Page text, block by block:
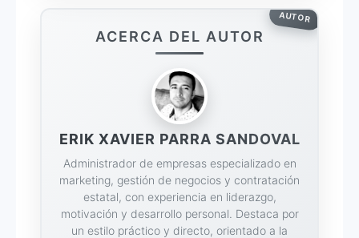
AUTOR
ACERCA DEL AUTOR
ERIK XAVIER PARRA SANDOVAL
Administrador de empresas especializado en
marketing, gestión de negocios y contratación
estatal, con experiencia en liderazgo,
motivación y desarrollo personal. Destaca por
un estilo práctico y directo, orientado a la